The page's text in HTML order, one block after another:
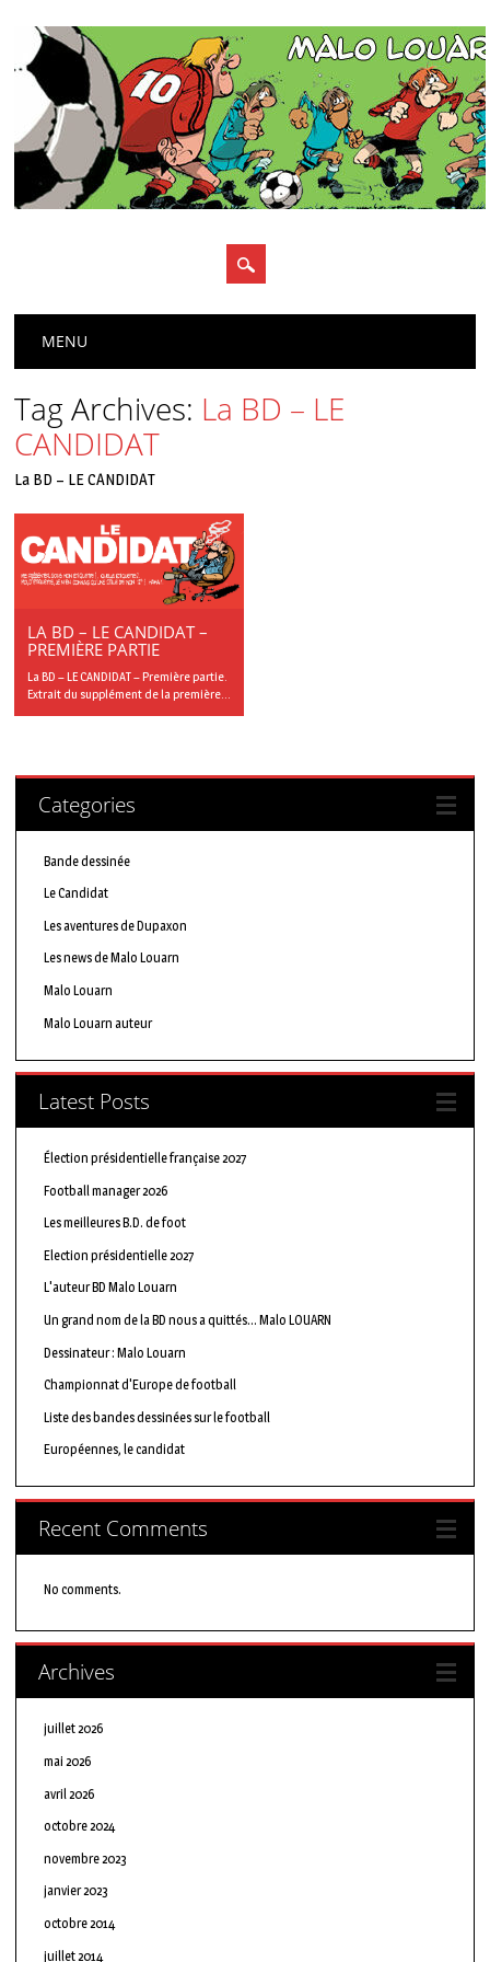
Main menu
MENU
Tag Archives: La BD – LE
CANDIDAT
La BD – LE CANDIDAT
LA BD – LE CANDIDAT –
PREMIÈRE PARTIE
La BD – LE CANDIDAT – Première partie.
Extrait du supplément de la première...
Categories
Bande dessinée
Le Candidat
Les aventures de Dupaxon
Les news de Malo Louarn
Malo Louarn
Malo Louarn auteur
Latest Posts
Élection présidentielle française 2027
Football manager 2026
Les meilleures B.D. de foot
Election présidentielle 2027
L'auteur BD Malo Louarn
Un grand nom de la BD nous a quittés… Malo LOUARN
Dessinateur : Malo Louarn
Championnat d'Europe de football
Liste des bandes dessinées sur le football
Européennes, le candidat
Recent Comments
No comments.
Archives
juillet 2026
mai 2026
avril 2026
octobre 2024
novembre 2023
janvier 2023
octobre 2014
juillet 2014